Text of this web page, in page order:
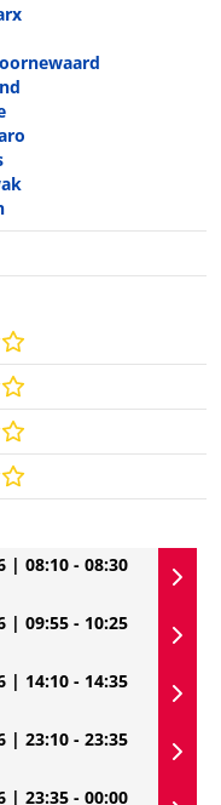
| 08:10 - 08:30
| 09:55 - 10:25
| 14:10 - 14:35
| 23:10 - 23:35
| 23:35 - 00:00